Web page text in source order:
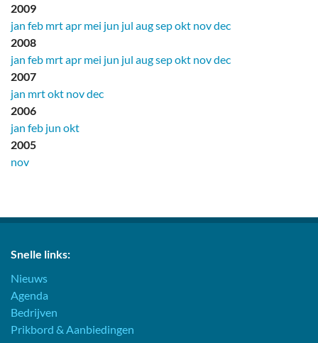
2009
jan feb mrtapr mei jun jul augsepokt novdec
2008
jan feb mrtapr mei jun jul augsepokt novdec
2007
jan mrtokt novdec
2006
jan feb jun okt
2005
nov
Snelle links:
Nieuws
Agenda
Bedrijven
Prikbord & Aanbiedingen